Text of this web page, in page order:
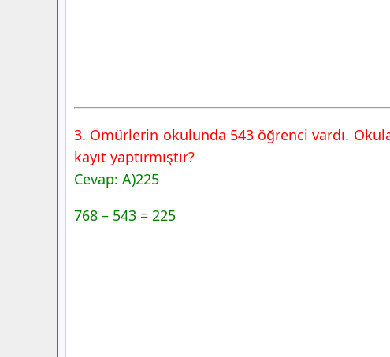
3. Ömürlerin okulunda 543 öğrenci vardı.
kayıt yaptırmıştır?
Cevap: A)225
768 – 543 = 225